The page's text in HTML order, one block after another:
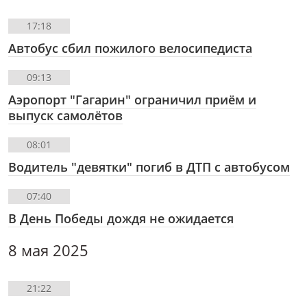
17:18
Автобус сбил пожилого велосипедиста
09:13
Аэропорт "Гагарин" ограничил приём и
выпуск самолётов
08:01
Водитель "девятки" погиб в ДТП с автобусом
07:40
В День Победы дождя не ожидается
8 мая 2025
21:22